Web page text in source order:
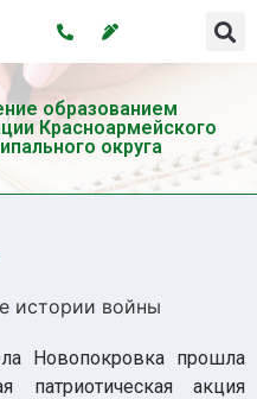
образованием
Красноармейского
округа
истории войны
Новопокровка прошла
патриотическая акция